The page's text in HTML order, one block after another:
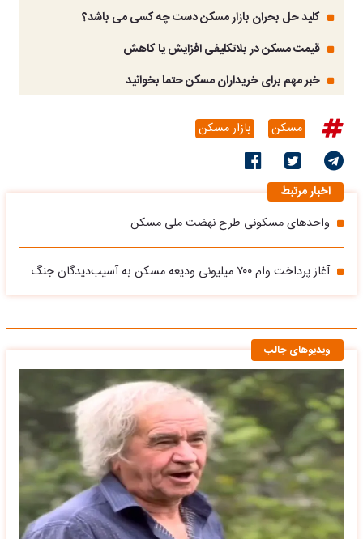
کلید حل بحران بازار مسکن دست چه کسی می باشد؟
قیمت مسکن در بلاتکلیفی افزایش یا کاهش
خبر مهم برای خریداران مسکن حتما بخوانید
مسکن بازار مسکن
اخبار مرتبط
واحدهای مسکونی طرح نهضت ملی مسکن
آغاز پرداخت وام ۷۰۰ میلیونی ودیعه مسکن به آسیب‌دیدگان جنگ
ویدیوهای جالب